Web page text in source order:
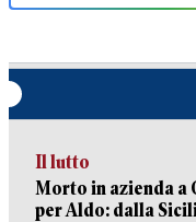
Il lutto
Morto in azienda a
per Aldo: dalla